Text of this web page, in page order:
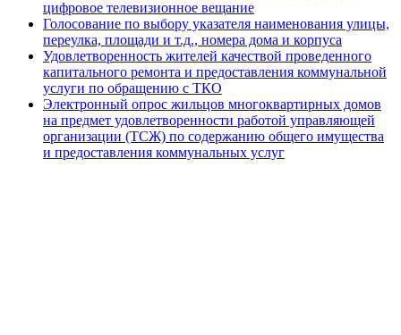
цифровое телевизионное вещание
Голосование по выбору указателя наименования улицы,
переулка, площади и т.д., номера дома и корпуса
Удовлетворенность жителей качествой проведенного
капитального ремонта и предоставления коммунальной
услуги по обращению с ТКО
Электронный опрос жильцов многоквартирных домов
на предмет удовлетворенности работой управляющей
организации (ТСЖ) по содержанию общего имущества
и предоставления коммунальных услуг